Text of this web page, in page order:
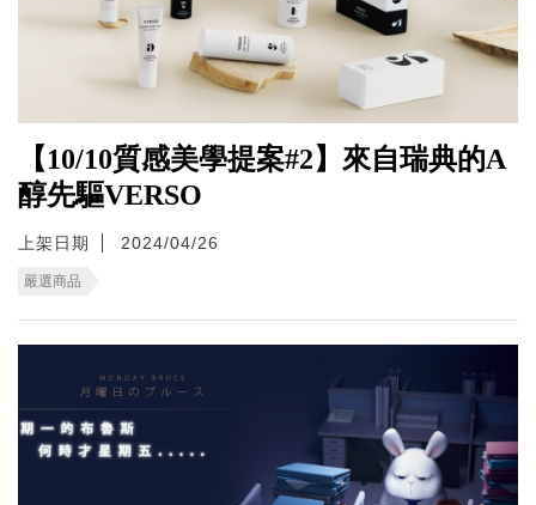
【10/10質感美學提案#2】來自瑞典的A
醇先驅VERSO
上架日期 2024/04/26
嚴選商品